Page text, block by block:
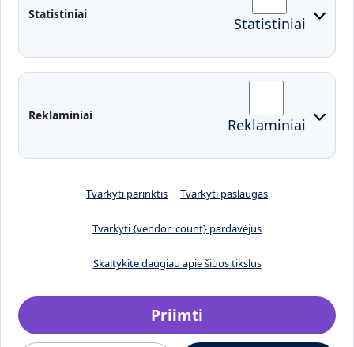
Statistiniai Statistiniai
Reklaminiai Reklaminiai
Tvarkyti parinktis Tvarkyti paslaugas
Tvarkyti {vendor_count} pardavėjus
Skaitykite daugiau apie šiuos tikslus
Priimti
Sukurta
Moodle
EDINA
Pasirengimas ekstremaliai